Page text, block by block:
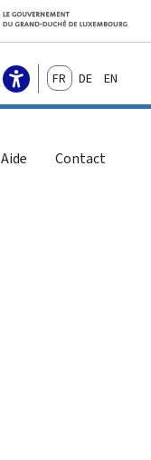
FrançaisDeutschEnglish
Aide Contact